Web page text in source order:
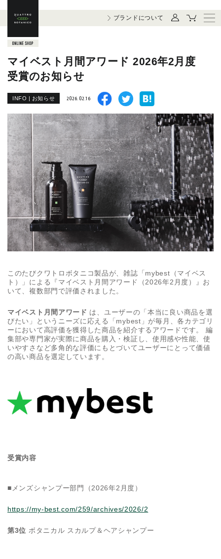
ブランドについて
マイベスト月間アワード 2026年2月度
受賞のお知らせ
INFO | お知らせ 2026.02.16
このたびクワトロボタニコ製品が、雑誌「mybest（マイベス
ト）」による『マイベスト月間アワード（2026年2月度）』お
いて、複数部門で評価されました。
マイベスト月間アワード は、ユーザーの「本当に良い商品を選
びたい」というニーズに応える「mybest」が毎月、各カテゴリ
ーにおいて高評価を獲得した商品を紹介するアワードです。 編
集部や専門家が実際に商品を購入・検証し、使用感や性能、使
いやすさなど多角的な評価にもとづいてユーザーにとって価値
の高い商品を選定しています。
受賞内容
■メンズシャンプー部門（2026年2月度）
https://my-best.com/259/archives/2026/2
第3位 ボタニカル スカルプ＆ヘアシャンプー